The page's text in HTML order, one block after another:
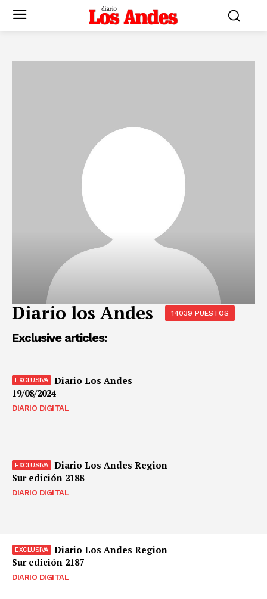
Diario los Andes 14039 PUESTOS
Exclusive articles:
Diario Los Andes
19/08/2024
DIARIO DIGITAL
Diario Los Andes Region
Sur edición 2188
DIARIO DIGITAL
Diario Los Andes Region
Sur edición 2187
DIARIO DIGITAL